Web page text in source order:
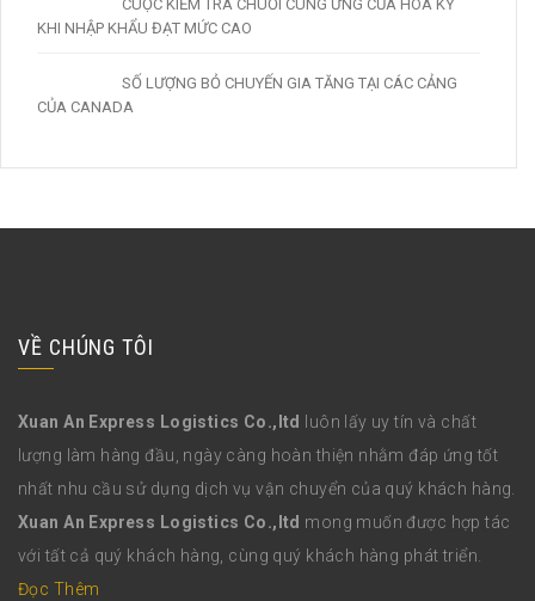
CUỘC KIỂM TRA CHUỖI CUNG ỨNG CỦA HOA KỲ
KHI NHẬP KHẨU ĐẠT MỨC CAO
SỐ LƯỢNG BỎ CHUYẾN GIA TĂNG TẠI CÁC CẢNG
CỦA CANADA
VỀ CHÚNG TÔI
Xuan An Express Logistics Co.,ltd
luôn lấy uy tín và chất
lượng làm hàng đầu, ngày càng hoàn thiện nhằm đáp ứng tốt
nhất nhu cầu sử dụng dịch vụ vận chuyển của quý khách hàng.
Xuan An Express Logistics Co.,ltd mong muốn được hợp tác
với tất cả quý khách hàng, cùng quý khách hàng phát triển.
Đọc Thêm